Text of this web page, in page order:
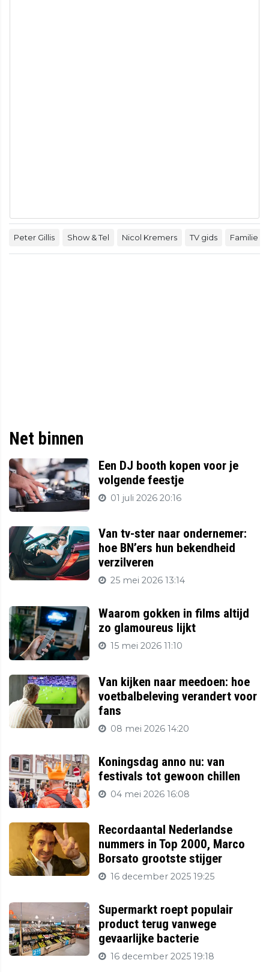
Peter Gillis Show & Tel Nicol Kremers TV gids Familie
Net binnen
Een DJ booth kopen voor je
volgende feestje
01 juli 2026 20:16
Van tv-ster naar ondernemer:
hoe BN’ers hun bekendheid
verzilveren
25 mei 2026 13:14
Waarom gokken in films altijd
zo glamoureus lijkt
15 mei 2026 11:10
Van kijken naar meedoen: hoe
voetbalbeleving verandert voor
fans
08 mei 2026 14:20
Koningsdag anno nu: van
festivals tot gewoon chillen
04 mei 2026 16:08
Recordaantal Nederlandse
nummers in Top 2000, Marco
Borsato grootste stijger
16 december 2025 19:25
Supermarkt roept populair
product terug vanwege
gevaarlijke bacterie
16 december 2025 19:18